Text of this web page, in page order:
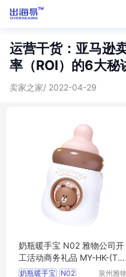
运营干货：亚马逊
率（ROI）的6大秘
卖家之家/ 2022-04-29
奶瓶暖手宝 N02 雅物公司开
工活动商务礼品 MY-HK-(T)-
77
奶瓶暖手宝
N02
泉州雅物